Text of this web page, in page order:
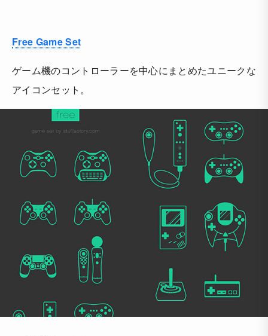
Free Game Set
ゲーム機のコントローラーを中心にまとめたユニークな
アイコンセット。